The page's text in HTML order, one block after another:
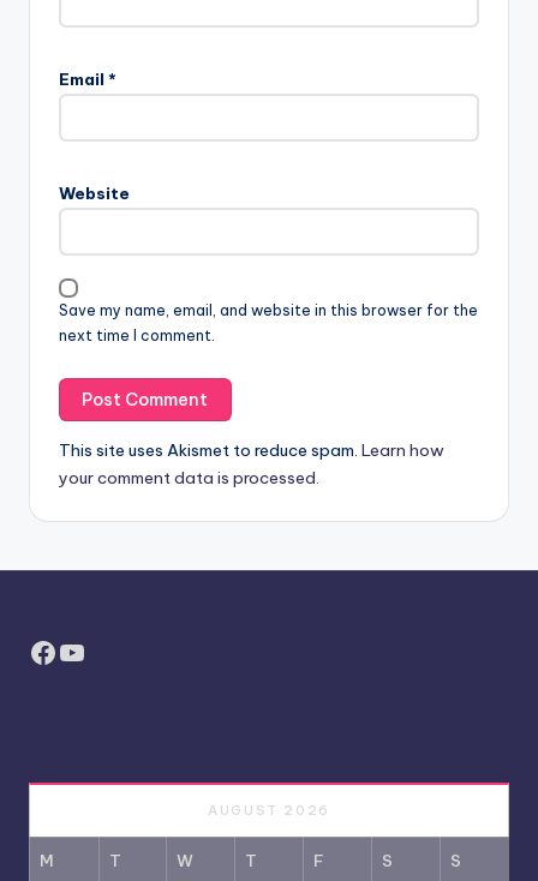
Email *
Website
Save my name, email, and website in this browser for the
next time I comment.
This site uses Akismet to reduce spam. Learn how
your comment data is processed.
Facebook
YouTube
AUGUST 2026
M T W T F S S